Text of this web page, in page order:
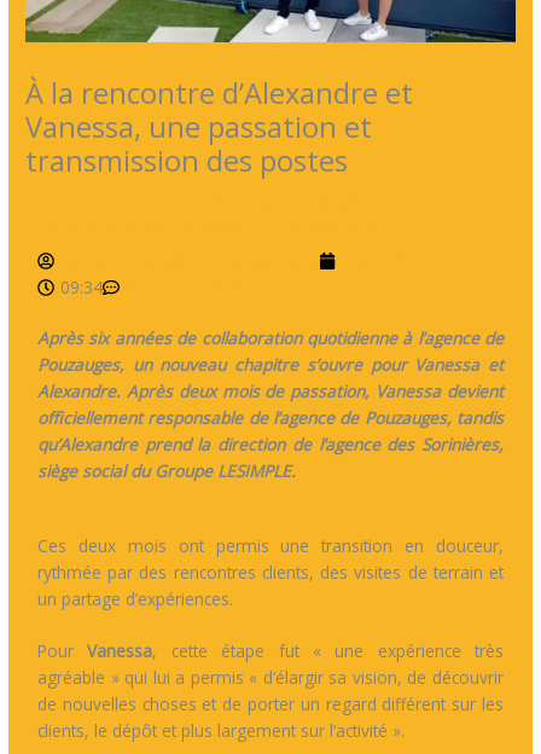
À la rencontre d’Alexandre et
Vanessa, une passation et
transmission des postes
09:34
Après six années de collaboration quotidienne à l’agence de
Pouzauges, un nouveau chapitre s’ouvre pour Vanessa et
Alexandre. Après deux mois de passation, Vanessa devient
officiellement responsable de l’agence de Pouzauges, tandis
qu’Alexandre prend la direction de l’agence des Sorinières,
siège social du Groupe LESIMPLE.
Ces deux mois ont permis une transition en douceur,
rythmée par des rencontres clients, des visites de terrain et
un partage d’expériences.
PourVanessa, cette étape fut « une expérience très
agréable » qui lui a permis « d’élargir sa vision, de découvrir
de nouvelles choses et de porter un regard différent sur les
clients, le dépôt et plus largement sur l’activité ».